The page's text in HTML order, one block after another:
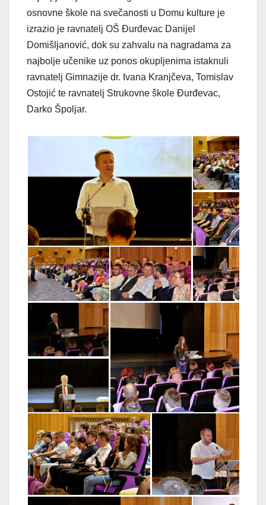
osnovne škole na svečanosti u Domu kulture je
izrazio je ravnatelj OŠ Đurđevac Danijel
Domišljanović, dok su zahvalu na nagradama za
najbolje učenike uz ponos okupljenima istaknuli
ravnatelj Gimnazije dr. Ivana Kranjčeva, Tomislav
Ostojić te ravnatelj Strukovne škole Đurđevac,
Darko Špoljar.